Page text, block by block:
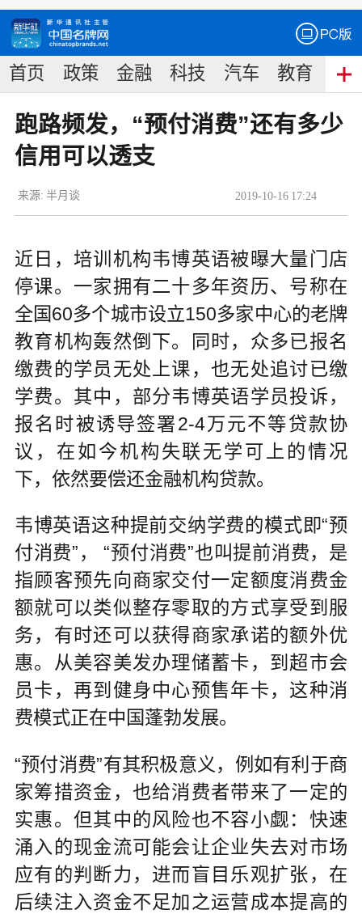
首页 政策 金融 科技 汽车 教育 食
跑路频发，“预付消费”还有多少
信用可以透支
2019-10-16 17:24
来源: 半月谈
近日，培训机构韦博英语被曝大量门店
停课。一家拥有二十多年资历、号称在
全国60多个城市设立150多家中心的老牌
教育机构轰然倒下。同时，众多已报名
缴费的学员无处上课，也无处追讨已缴
学费。其中，部分韦博英语学员投诉，
报名时被诱导签署2-4万元不等贷款协
议，在如今机构失联无学可上的情况
下，依然要偿还金融机构贷款。
韦博英语这种提前交纳学费的模式即“预
付消费”， “预付消费”也叫提前消费，是
指顾客预先向商家交付一定额度消费金
额就可以类似整存零取的方式享受到服
务，有时还可以获得商家承诺的额外优
惠。从美容美发办理储蓄卡，到超市会
员卡，再到健身中心预售年卡，这种消
费模式正在中国蓬勃发展。
“预付消费”有其积极意义，例如有利于商
家筹措资金，也给消费者带来了一定的
实惠。但其中的风险也不容小觑：快速
涌入的现金流可能会让企业失去对市场
应有的判断力，进而盲目乐观扩张，在
后续注入资金不足加之运营成本提高的